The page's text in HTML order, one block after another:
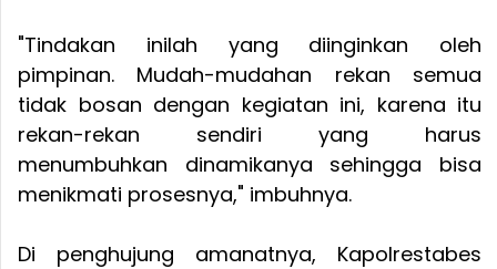
"Tindakan inilah yang diinginkan oleh
pimpinan. Mudah-mudahan rekan semua
tidak bosan dengan kegiatan ini, karena itu
rekan-rekan sendiri yang harus
menumbuhkan dinamikanya sehingga bisa
menikmati prosesnya," imbuhnya.
Di penghujung amanatnya, Kapolrestabes